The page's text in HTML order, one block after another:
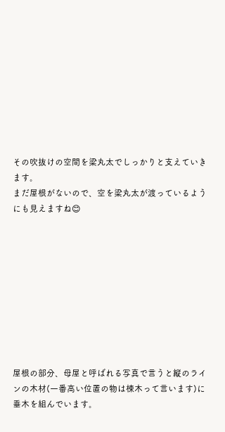
その吹抜けの空間を梁丸太でしっかりと支えていき
ます。
まだ屋根がないので、空を梁丸太が渡っているよう
にも見えますね😊
屋根の部分、母屋と呼ばれる写真で言うと縦のライ
ンの木材(一番高い位置の物は棟木って言います)に
垂木を組んでいます。